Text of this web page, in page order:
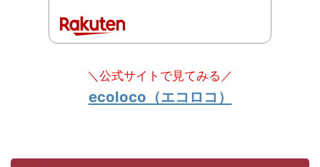
＼公式サイトで見てみる／
ecoloco（エコロコ）